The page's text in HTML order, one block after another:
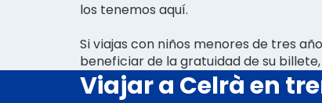
los tenemos aquí.
Si viajas con niños menores de tres
beneficiar de la gratuidad de su
Viajar a Celrà en